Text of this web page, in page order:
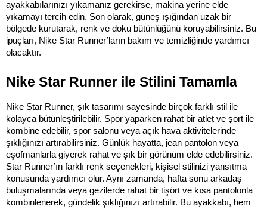
ayakkabılarınızı yıkamanız gerekirse, makina yerine elde
yıkamayı tercih edin. Son olarak, güneş ışığından uzak bir
bölgede kurutarak, renk ve doku bütünlüğünü koruyabilirsiniz. Bu
ipuçları, Nike Star Runner’ların bakım ve temizliğinde yardımcı
olacaktır.
Nike Star Runner ile Stilini Tamamla
Nike Star Runner, şık tasarımı sayesinde birçok farklı stil ile
kolayca bütünleştirilebilir. Spor yaparken rahat bir atlet ve şort ile
kombine edebilir, spor salonu veya açık hava aktivitelerinde
şıklığınızı artırabilirsiniz. Günlük hayatta, jean pantolon veya
eşofmanlarla giyerek rahat ve şık bir görünüm elde edebilirsiniz.
Star Runner’ın farklı renk seçenekleri, kişisel stilinizi yansıtma
konusunda yardımcı olur. Aynı zamanda, hafta sonu arkadaş
buluşmalarında veya gezilerde rahat bir tişört ve kısa pantolonla
kombinlenerek, gündelik şıklığınızı artırabilir. Bu ayakkabı, hem